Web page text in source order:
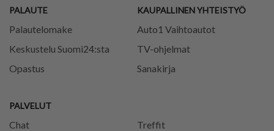
PALAUTE
Palautelomake
Keskustelu Suomi24:sta
Opastus
PALVELUT
Chat
Treffit
KAUPALLINEN YHTEISTYÖ
Auto1 Vaihtoautot
TV-ohjelmat
Sanakirja